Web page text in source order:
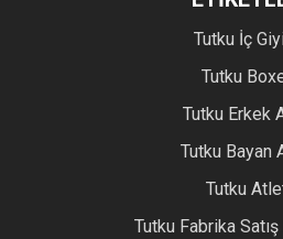
Tutku İç
Tutku
Tutku Erkek
Tutku Bayan
Tutku
Tutku Fabrika